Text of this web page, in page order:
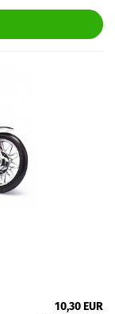
10,30 EUR